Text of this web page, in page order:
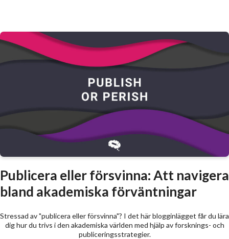
Publicera eller försvinna: Att navigera
bland akademiska förväntningar
Stressad av "publicera eller försvinna"? I det här blogginlägget får du lära
dig hur du trivs i den akademiska världen med hjälp av forsknings- och
publiceringsstrategier.